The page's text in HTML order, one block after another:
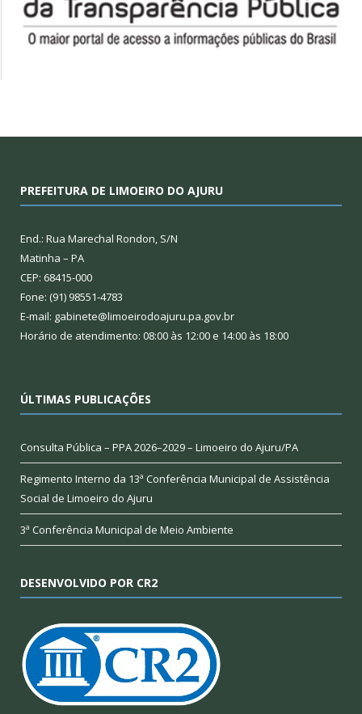
PREFEITURA DE LIMOEIRO DO AJURU
End.: Rua Marechal Rondon, S/N
Matinha – PA
CEP: 68415-000
Fone: (91) 98551-4783
E-mail: gabinete@limoeirodoajuru.pa.gov.br
Horário de atendimento: 08:00 às 12:00 e 14:00 às 18:00
ÚLTIMAS PUBLICAÇÕES
Consulta Pública – PPA 2026–2029 – Limoeiro do Ajuru/PA
Regimento Interno da 13ª Conferência Municipal de Assistência
Social de Limoeiro do Ajuru
3ª Conferência Municipal de Meio Ambiente
DESENVOLVIDO POR CR2